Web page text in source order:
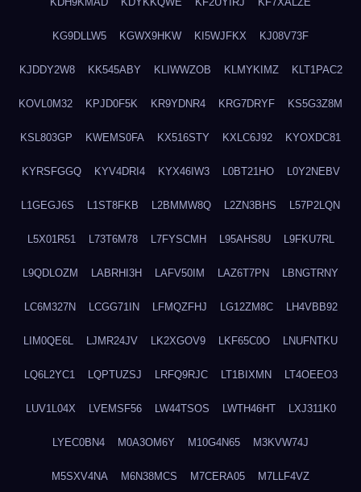
KG9DLLW5 KGWX9HKW KI5WJFKX KJ08V73F
KJDDY2W8 KK545ABY KLIWWZOB KLMYKIMZ KLT1PAC2
KOVL0M32 KPJD0F5K KR9YDNR4 KRG7DRYF KS5G3Z8M
KSL803GP KWEMS0FA KX516STY KXLC6J92 KYOXDC81
KYRSFGGQ KYV4DRI4 KYX46IW3 L0BT21HO L0Y2NEBV
L1GEGJ6S L1ST8FKB L2BMMW8Q L2ZN3BHS L57P2LQN
L5X01R51 L73T6M78 L7FYSCMH L95AHS8U L9FKU7RL
L9QDLOZM LABRHI3H LAFV50IM LAZ6T7PN LBNGTRNY
LC6M327N LCGG71IN LFMQZFHJ LG12ZM8C LH4VBB92
LIM0QE6L LJMR24JV LK2XGOV9 LKF65C0O LNUFNTKU
LQ6L2YC1 LQPTUZSJ LRFQ9RJC LT1BIXMN LT4OEEO3
LUV1L04X LVEMSF56 LW44TSOS LWTH46HT LXJ311K0
LYEC0BN4 M0A3OM6Y M10G4N65 M3KVW74J
M5SXV4NA M6N38MCS M7CERA05 M7LLF4VZ